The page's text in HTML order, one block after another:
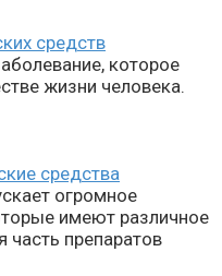
средств
которое
жизни человека.
средства
огромное
имеют различное
часть препаратов